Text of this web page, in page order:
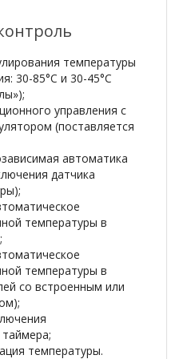
температуры
30-85°С и 30-45°С
управления с
(поставляется
автоматика
датчика
температуры в
температуры в
со встроенным или
температуры.